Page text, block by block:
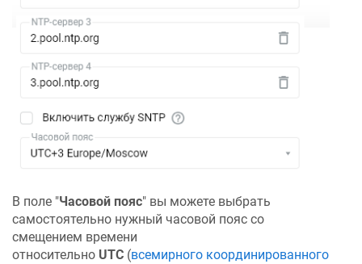
В поле "Часовой пояс" вы можете выбрать
самостоятельно нужный часовой пояс со
смещением времени
относительно UTC (всемирного координированного